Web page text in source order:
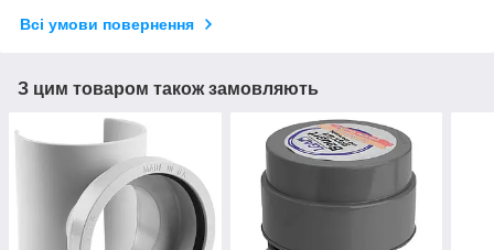
Всі умови повернення
З цим товаром також замовляють